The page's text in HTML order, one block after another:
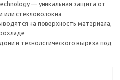
— уникальная защита от
или стекловолокна
на поверхность материала,
и технологического выреза под